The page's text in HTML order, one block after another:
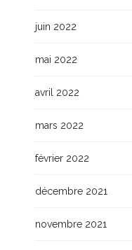
juin 2022
mai 2022
avril 2022
mars 2022
février 2022
décembre 2021
novembre 2021